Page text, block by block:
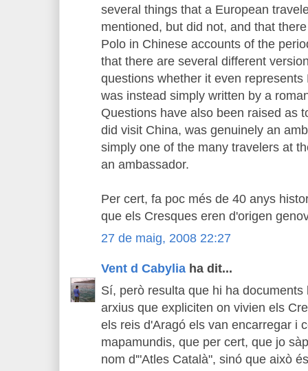
several things that a European
mentioned, but did not, and that
Polo in Chinese accounts of the
that there are several different
questions whether it even
was instead simply written by a
Questions have also been raised as
did visit China, was genuinely an
simply one of the many travelers at
an ambassador.
Per cert, fa poc més de 40 anys
que els Cresques eren d'origen
27 de maig, 2008 22:27
Vent d Cabylia ha dit...
Sí, però resulta que hi ha
arxius que expliciten on vivien els
els reis d'Aragó els van encarregar i
mapamundis, que per cert, que jo
nom d'"Atles Català", sinó que això